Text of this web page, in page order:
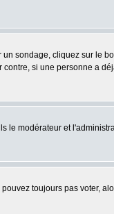
sondage, cliquez sur le
si une personne a
le modérateur et
toujours pas voter,